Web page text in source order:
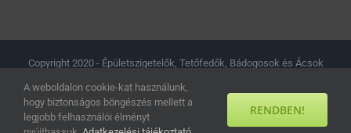
Copyright 2020 - Épületszigetelők, Tetőfedők, Bádogosok és Ácsok
tájékoztató
A weboldalon cookie-kat használunk,
hogy biztonságos böngészés mellett a
legjobb felhasználói élményt
RENDBEN!